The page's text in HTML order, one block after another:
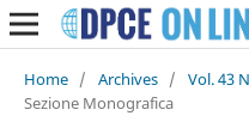
Home / Archives / Vol. 43
Sezione Monografica